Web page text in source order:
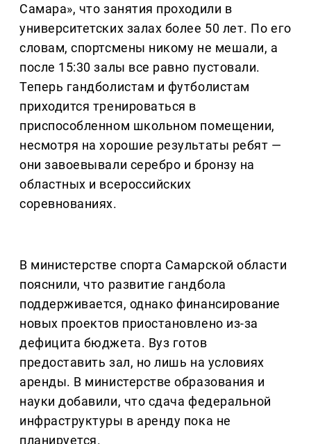
Самара», что занятия проходили в
университетских залах более 50 лет. По его
словам, спортсмены никому не мешали, а
после 15:30 залы все равно пустовали.
Теперь гандболистам и футболистам
приходится тренироваться в
приспособленном школьном помещении,
несмотря на хорошие результаты ребят —
они завоевывали серебро и бронзу на
областных и всероссийских
соревнованиях.
В министерстве спорта Самарской области
пояснили, что развитие гандбола
поддерживается, однако финансирование
новых проектов приостановлено из-за
дефицита бюджета. Вуз готов
предоставить зал, но лишь на условиях
аренды. В министерстве образования и
науки добавили, что сдача федеральной
инфраструктуры в аренду пока не
планируется.